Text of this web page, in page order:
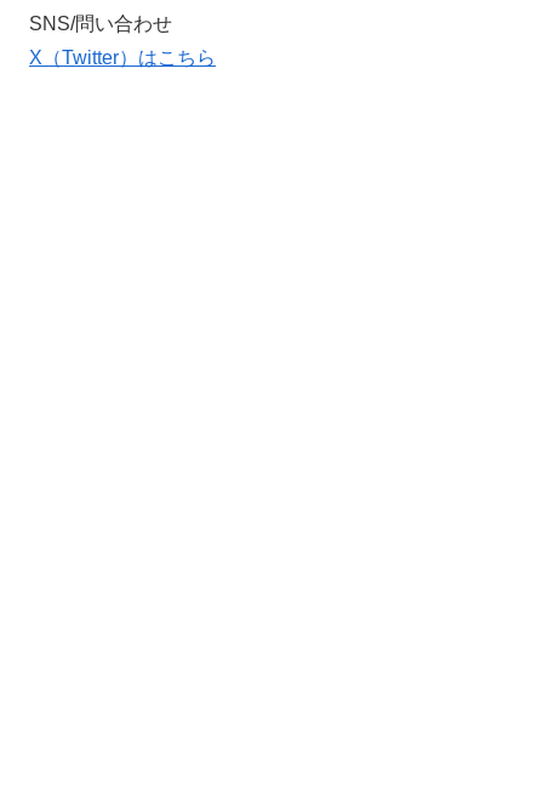
SNS/問い合わせ
X（Twitter）はこちら